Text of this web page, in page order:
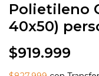
Polietileno
40x50)
$919.999